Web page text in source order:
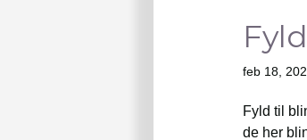
feb 18,
Fyld til
de her